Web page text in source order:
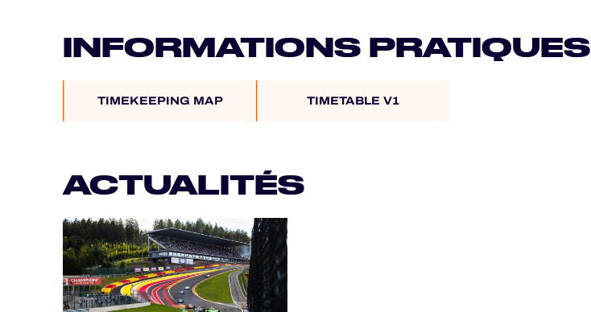
INFORMATIONS PRATIQUES
TIMEKEEPING MAP TIMETABLE V1
ACTUALITÉS